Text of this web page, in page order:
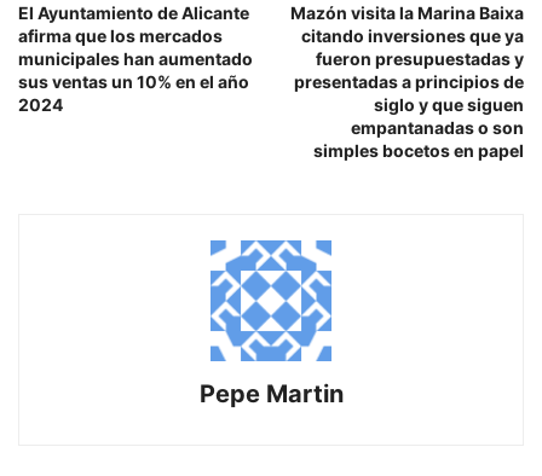
El Ayuntamiento de Alicante
afirma que los mercados
municipales han aumentado
sus ventas un 10% en el año
2024
Mazón visita la Marina Baixa
citando inversiones que ya
fueron presupuestadas y
presentadas a principios de
siglo y que siguen
empantanadas o son
simples bocetos en papel
Pepe Martin